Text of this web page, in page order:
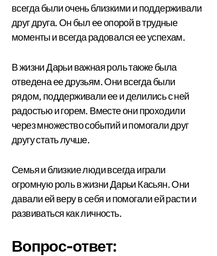
всегда были очень близкими и поддерживали
друг друга. Он был ее опорой в трудные
моменты и всегда радовался ее успехам.
В жизни Дарьи важная роль также была
отведена ее друзьям. Они всегда были
рядом, поддерживали ее и делились с ней
радостью и горем. Вместе они проходили
через множество событий и помогали друг
другу стать лучше.
Семья и близкие люди всегда играли
огромную роль в жизни Дарьи Касьян. Они
давали ей веру в себя и помогали ей расти и
развиваться как личность.
Вопрос-ответ: